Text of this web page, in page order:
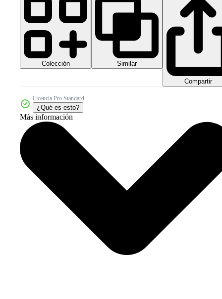
Colección Similar
Compartir
Licencia Pro Standard
¿Qué es esto?
Más información